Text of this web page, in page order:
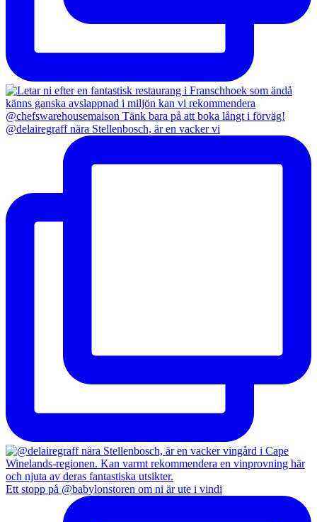
@delairegraff nära Stellenbosch, är en vacker vi
Ett stopp på @babylonstoren om ni är ute i vindi